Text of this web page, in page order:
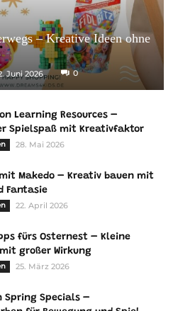
– Kreative Ideen ohne
Juni 2026 0
Learning Resources –
Spielspaß mit Kreativfaktor
28. Mai 2026
Makedo – Kreativ bauen mit
Fantasie
22. April 2026
fürs Osternest – Kleine
großer Wirkung
25. März 2026
Spring Specials –